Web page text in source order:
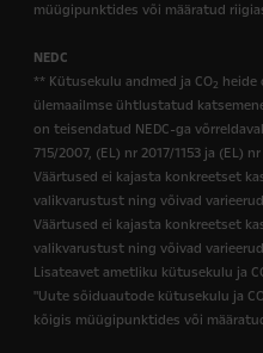
müügipunktides või määratud
NEDC
** Kütusekulu andmed ja CO2 heide
ülemaailmse ühtlustatud
on teisendatud NEDC-ga
715/2007, (EL) nr 2017/1153 ja (EL) nr
Väärtused ei kajasta konkreetset
valikvarustust ning võivad
Väärtused ei kajasta konkreetset
valikvarustust ning võivad
Lisateavet ametliku kütusekulu ja
"Uute sõiduautode kütusekulu ja CO
kõigis müügipunktides või